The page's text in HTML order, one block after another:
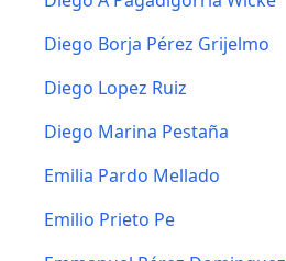
Diego Borja Pérez Grijelmo
Diego Lopez Ruiz
Diego Marina Pestaña
Emilia Pardo Mellado
Emilio Prieto Pe